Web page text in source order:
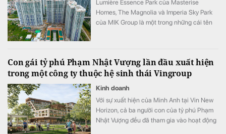
Lumière Essence Park của Masterise
Homes, The Magnolia và Imperia Sky Park
của MIK Group là một trong những cái tên
Con gái tỷ phú Phạm Nhật Vượng lần đầu xuất hiện
trong một công ty thuộc hệ sinh thái Vingroup
Kinh doanh
Với sự xuất hiện của Minh Anh tại Vin New
Horizon, cả ba người con của tỷ phú Phạm
Nhật Vượng đều đã tham gia vào hoạt động